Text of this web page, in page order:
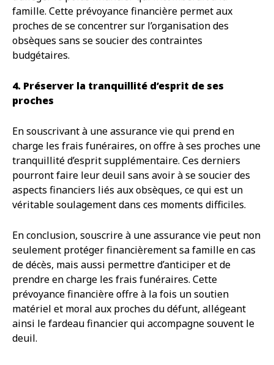
famille. Cette prévoyance financière permet aux
proches de se concentrer sur l’organisation des
obsèques sans se soucier des contraintes
budgétaires.
4. Préserver la tranquillité d’esprit de ses
proches
En souscrivant à une assurance vie qui prend en
charge les frais funéraires, on offre à ses proches une
tranquillité d’esprit supplémentaire. Ces derniers
pourront faire leur deuil sans avoir à se soucier des
aspects financiers liés aux obsèques, ce qui est un
véritable soulagement dans ces moments difficiles.
En conclusion, souscrire à une assurance vie peut non
seulement protéger financièrement sa famille en cas
de décès, mais aussi permettre d’anticiper et de
prendre en charge les frais funéraires. Cette
prévoyance financière offre à la fois un soutien
matériel et moral aux proches du défunt, allégeant
ainsi le fardeau financier qui accompagne souvent le
deuil.